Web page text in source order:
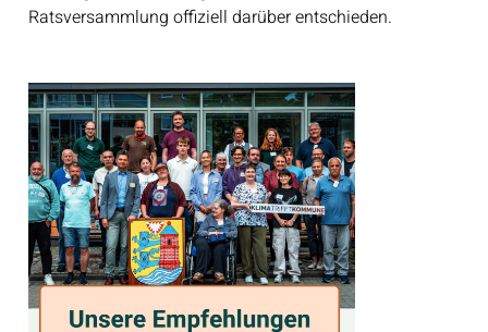
Ratsversammlung offiziell darüber entschieden.